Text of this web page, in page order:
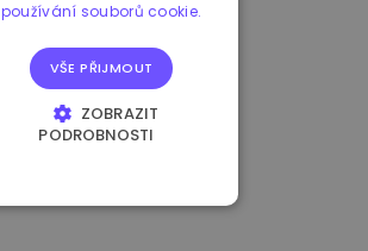
používání souborů cookie.
VŠE PŘIJMOUT
ZOBRAZIT
PODROBNOSTI